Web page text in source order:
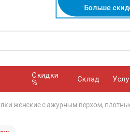
Больше
Скидки
%
Cклад
женские с ажурным верхом,